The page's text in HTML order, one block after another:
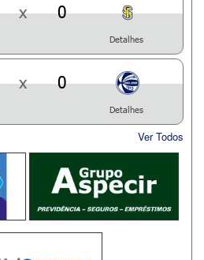
x 0
Detalhes
x 0
Detalhes
Ver Todos